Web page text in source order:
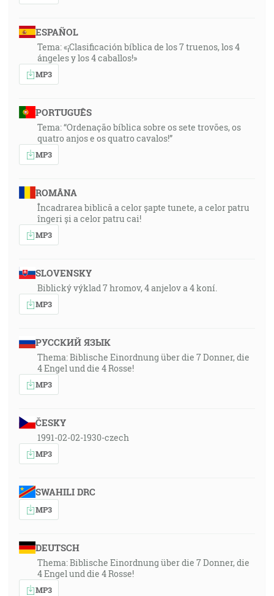
ESPAÑOL
Tema: «¡Clasificación bíblica de los 7 truenos, los 4
ángeles y los 4 caballos!»
MP3
PORTUGUÊS
Tema: “Ordenação bíblica sobre os sete trovões, os
quatro anjos e os quatro cavalos!”
MP3
ROMÂNA
Încadrarea biblică a celor șapte tunete, a celor patru
îngeri și a celor patru cai!
MP3
SLOVENSKY
Biblický výklad 7 hromov, 4 anjelov a 4 koní.
MP3
РУССКИЙ ЯЗЫК
Thema: Biblische Einordnung über die 7 Donner, die
4 Engel und die 4 Rosse!
MP3
ČESKY
1991-02-02-1930-czech
MP3
SWAHILI DRC
MP3
DEUTSCH
Thema: Biblische Einordnung über die 7 Donner, die
4 Engel und die 4 Rosse!
MP3